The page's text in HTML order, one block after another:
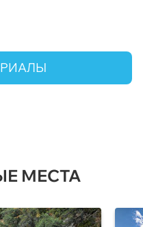
МЕСТА